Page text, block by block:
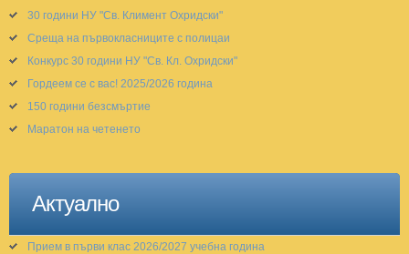
30 години НУ "Св. Климент Охридски"
Среща на първокласниците с полицаи
Конкурс 30 години НУ "Св. Кл. Охридски"
Гордеем се с вас! 2025/2026 година
150 години безсмъртие
Маратон на четенето
Актуално
Прием в първи клас 2026/2027 учебна година